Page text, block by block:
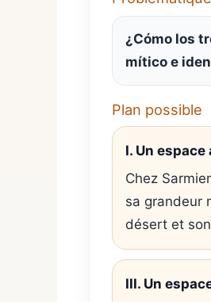
¿Cómo los
mítico e
Plan possible
I. Un
Chez
sa grandeur
désert et
III. Un